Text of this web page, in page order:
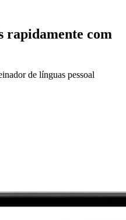
rapidamente com
de línguas pessoal